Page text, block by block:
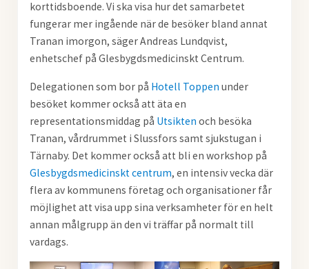
korttidsboende. Vi ska visa hur det samarbetet
fungerar mer ingående när de besöker bland annat
Tranan imorgon, säger Andreas Lundqvist,
enhetschef på Glesbygdsmedicinskt Centrum.
Delegationen som bor på Hotell Toppen under
besöket kommer också att äta en
representationsmiddag på Utsikten och besöka
Tranan, vårdrummet i Slussfors samt sjukstugan i
Tärnaby. Det kommer också att bli en workshop på
Glesbygdsmedicinskt centrum, en intensiv vecka där
flera av kommunens företag och organisationer får
möjlighet att visa upp sina verksamheter för en helt
annan målgrupp än den vi träffar på normalt till
vardags.